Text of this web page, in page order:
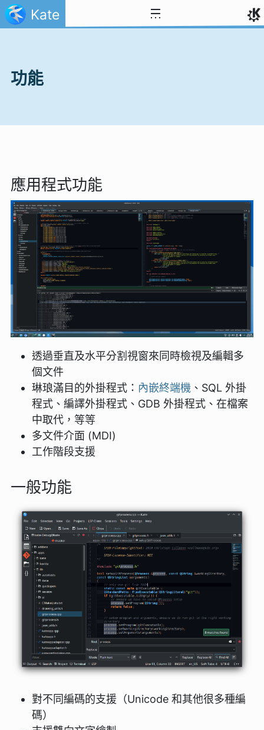
跳到內容Kate
功能
應用程式功能
透過垂直及水平分割視窗來同時檢視及編輯多
個文件
琳琅滿目的外掛程式： 內嵌終端機 、SQL 外掛
程式、編譯外掛程式、GDB 外掛程式、在檔案
中取代，等等
多文件介面 (MDI)
工作階段支援
一般功能
對不同編碼的支援（Unicode 和其他很多種編
碼）